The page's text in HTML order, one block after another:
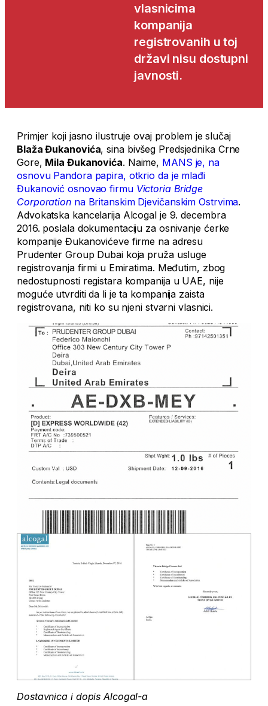
vlasnicima
kompanija
registrovanih u toj
državi nisu dostupni
javnosti.
Primjer koji jasno ilustruje ovaj problem je slučaj
Blaža Đukanovića, sina bivšeg Predsjednika Crne
Gore, Mila Đukanovića. Naime, MANS je, na
osnovu Pandora papira, otkrio da je mlađi
Đukanović osnovao firmu Victoria Bridge
Corporationna Britanskim Djevičanskim Ostrvima.
Advokatska kancelarija Alcogal je 9. decembra
2016. poslala dokumentaciju za osnivanje ćerke
kompanije Đukanovićeve firme na adresu
Prudenter Group Dubai koja pruža usluge
registrovanja firmi u Emiratima. Međutim, zbog
nedostupnosti registara kompanija u UAE, nije
moguće utvrditi da li je ta kompanija zaista
registrovana, niti ko su njeni stvarni vlasnici.
Dostavnica i dopis Alcogal-a